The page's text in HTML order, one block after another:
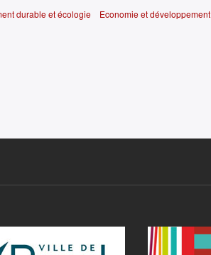
durable et écologie Economie et développement